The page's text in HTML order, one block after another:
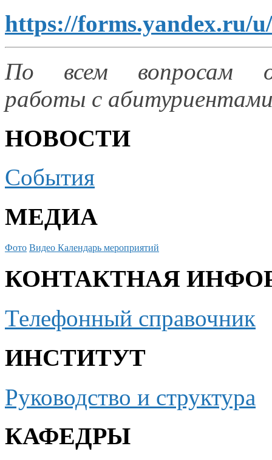
https://forms.yandex.ru/
По всем вопросам
работы с
НОВОСТИ
События
МЕДИА
Фото Видео Календарь мероприятий
КОНТАКТНАЯ
Телефонный справочник
ИНСТИТУТ
Руководство и структура
КАФЕДРЫ